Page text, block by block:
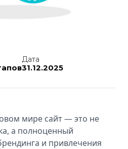
Дата
31.12.2025
мире сайт — это не
а полноценный
и привлечения